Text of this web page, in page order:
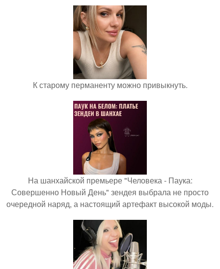
К старому перманенту можно привыкнуть.
На шанхайской премьере "Человека - Паука:
Совершенно Новый День" зендея выбрала не просто
очередной наряд, а настоящий артефакт высокой моды.